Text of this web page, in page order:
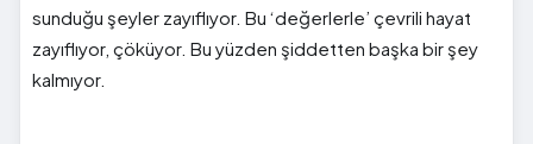
sunduğu şeyler zayıflıyor. Bu ‘değerlerle’ çevrili hayat
zayıflıyor, çöküyor. Bu yüzden şiddetten başka bir şey
kalmıyor.